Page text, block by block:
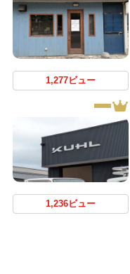
1,277ビュー
1,236ビュー